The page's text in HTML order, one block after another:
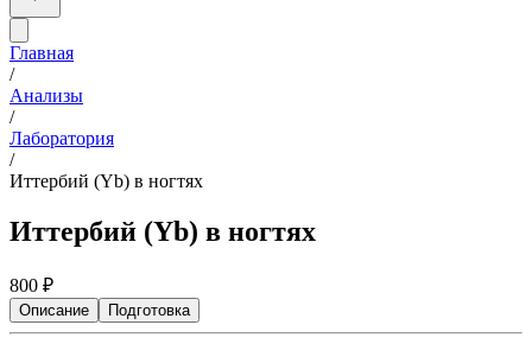
Главная
/
Анализы
/
Лаборатория
/
Иттербий (Yb) в ногтях
Иттербий (Yb) в ногтях
800 ₽
Описание Подготовка